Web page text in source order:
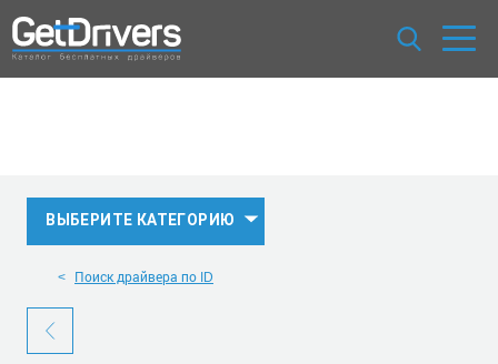
ВЫБЕРИТЕ КАТЕГОРИЮ
Поиск драйвера по ID